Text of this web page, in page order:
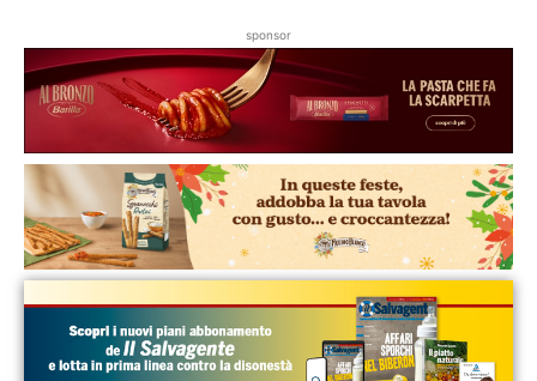
sponsor